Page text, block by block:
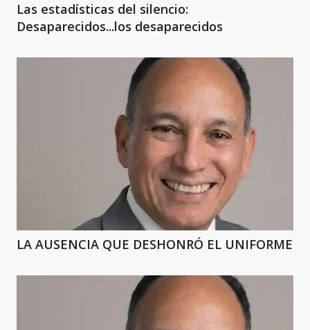
Las estadísticas del silencio:
Desaparecidos...los desaparecidos
LA AUSENCIA QUE DESHONRÓ EL UNIFORME